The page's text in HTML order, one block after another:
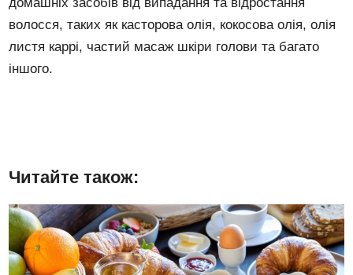
волосся, таких як касторова олія, кокосова олія, олія
листя каррі, частий масаж шкіри голови та багато
іншого.
Читайте також: